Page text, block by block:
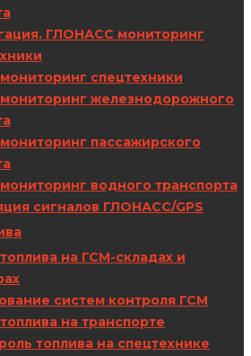
ГЛОНАСС мониторинг
спецтехники
железнодорожного
пассажирского
водного транспорта
сигналов ГЛОНАСС/GPS
на ГСМ-складах и
систем контроля ГСМ
на транспорте
топлива на спецтехнике